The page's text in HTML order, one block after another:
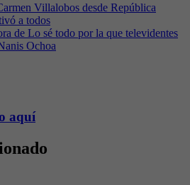
Villalobos desde República
a todos
de Lo sé todo por la que televidentes
Ochoa
aquí